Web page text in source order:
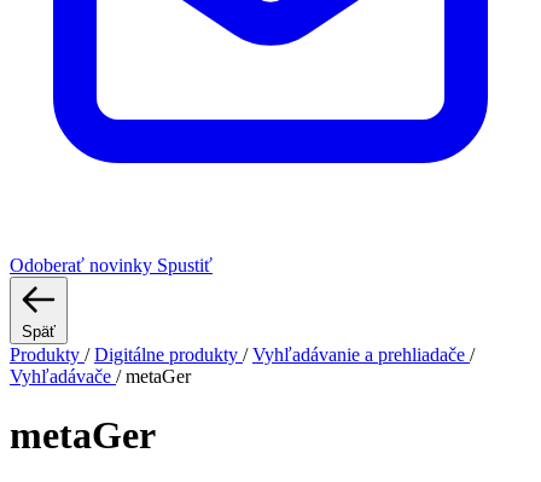
Odoberať novinky Spustiť
Späť
Produkty / Digitálne produkty / Vyhľadávanie a prehliadače /
Vyhľadávače / metaGer
metaGer